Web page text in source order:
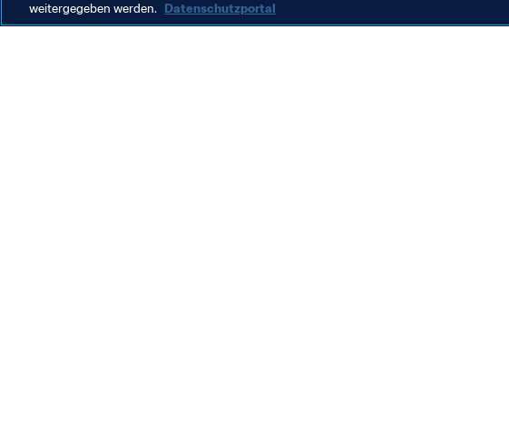
weitergegeben werden. Datenschutzportal